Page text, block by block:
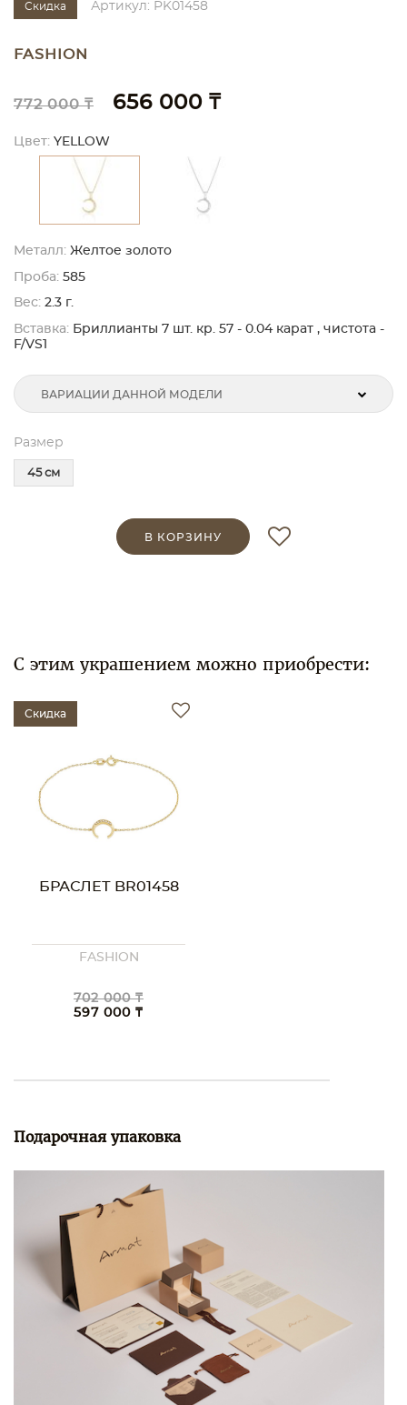
Скидка Артикул: PK01458
FASHION
772 000 ₸ 656 000 ₸
Цвет: YELLOW
Металл: Желтое золото
Проба: 585
Вес: 2.3 г.
Вставка: Бриллианты 7 шт. кр. 57 - 0.04 карат , чистота -
F/VS1
ВАРИАЦИИ ДАННОЙ МОДЕЛИ
Размер
45 см
В КОРЗИНУ
С этим украшением можно приобрести:
Скидка
БРАСЛЕТ BR01458
FASHION
702 000 ₸
597 000 ₸
Подарочная упаковка